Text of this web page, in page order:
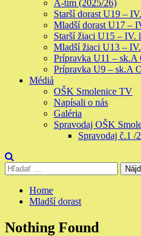
A-tím (2025/26)
Starší dorast U19 –
Mladší dorast U17 –
Starší žiaci U15 –
Mladší žiaci U13 –
Prípravka U11 –
Prípravka U9 – sk.A
Médiá
OŠK Smolenice TV
Napísali o nás
Galéria
Spravodaj OŠK
Spravodaj č.1 /
Hľadať:
Home
Mladší dorast
Nothing Found